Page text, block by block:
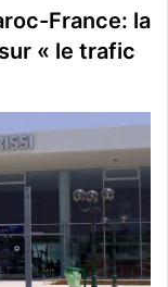
France: la
« le trafic